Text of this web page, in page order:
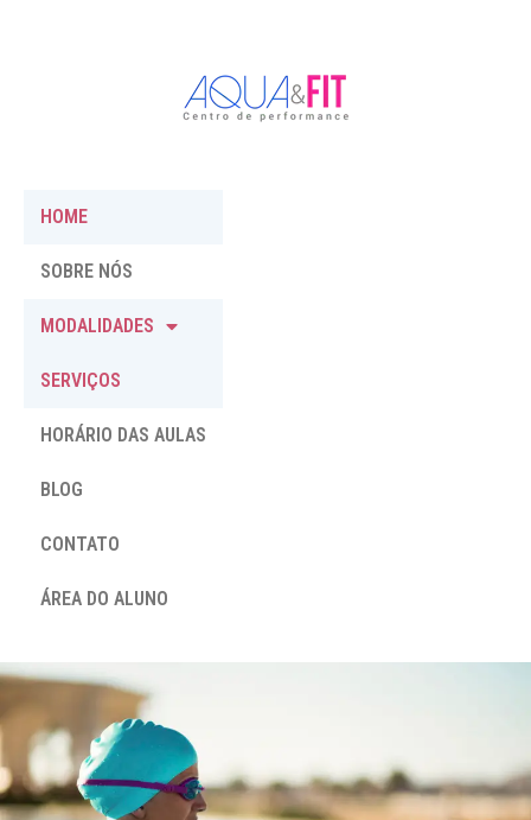
HOME
SOBRE NÓS
MODALIDADES
SERVIÇOS
HORÁRIO DAS AULAS
BLOG
CONTATO
ÁREA DO ALUNO